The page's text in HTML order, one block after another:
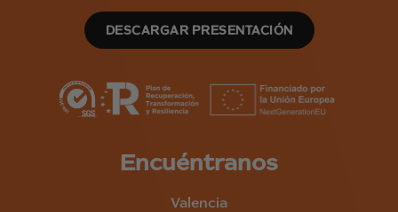
DESCARGAR PRESENTACIÓN
Encuéntranos
Valencia